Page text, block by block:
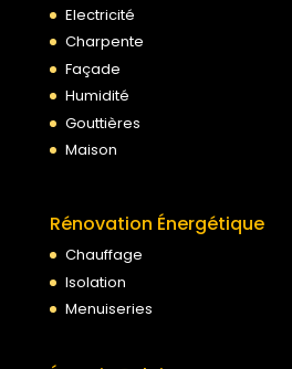
Electricité
Charpente
Façade
Humidité
Gouttières
Maison
Rénovation Énergétique
Chauffage
Isolation
Menuiseries